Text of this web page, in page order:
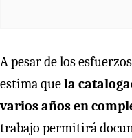
A pesar de los
estima quela
varios años en
trabajo permitirá